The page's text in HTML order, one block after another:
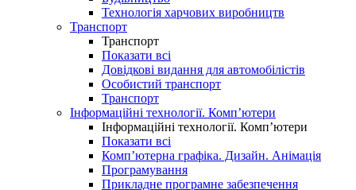
Технологія харчових виробництв
Транспорт
Транспорт
Показати всі
Довідкові видання для автомобілістів
Особистий транспорт
Транспорт
Інформаційні технології. Комп’ютери
Інформаційні технології. Комп’ютери
Показати всі
Комп’ютерна графіка. Дизайн. Анімація
Програмування
Прикладне програмне забезпечення